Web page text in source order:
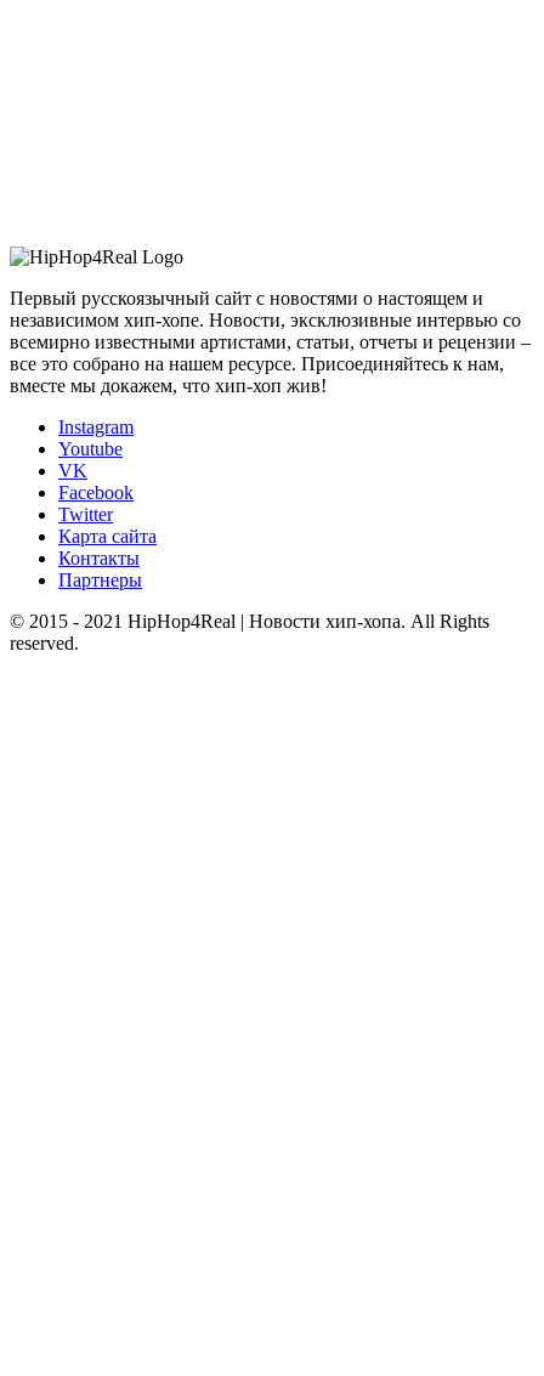
Первый русскоязычный сайт с новостями о настоящем и
независимом хип-хопе. Новости, эксклюзивные интервью со
всемирно известными артистами, статьи, отчеты и рецензии –
все это собрано на нашем ресурсе. Присоединяйтесь к нам,
вместе мы докажем, что хип-хоп жив!
Instagram
Youtube
VK
Facebook
Twitter
Карта сайта
Контакты
Партнеры
© 2015 - 2021 HipHop4Real | Новости хип-хопа. All Rights
reserved.